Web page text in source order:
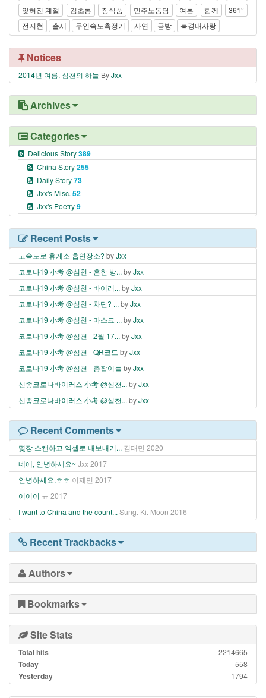
잊혀진 계절
김초롱 장식품 민주노동당 여론 함께
361°
전지현
출세 무인속도측정기 사연 금방 북경내사랑
Notices
2014년 여름, 심천의 하늘 ByJxx
Archives
Categories
Delicious Story389
China Story255
Daily Story73
Jxx's Misc. 52
Jxx's Poetry9
Recent Posts
고속도로 휴게소 흡연장소? byJxx
코로나19 小考 @심천 - 흔한 방... byJxx
코로나19 小考 @심천 - 바이러... byJxx
코로나19 小考 @심천 - 차단? ... byJxx
코로나19 小考 @심천 - 마스크 ... byJxx
코로나19 小考 @심천 - 2월 17... byJxx
코로나19 小考 @심천 - QR코드 byJxx
코로나19 小考 @심천 - 총잡이들 byJxx
신종코로나바이러스 小考 @심천... byJxx
신종코로나바이러스 小考 @심천... byJxx
Recent Comments
몇장 스캔하고 엑셀로 내보내기... 김태민 2020
네에, 안녕하세요~ Jxx2017
안녕하세요.ㅎㅎ 이제민 2017
어어어 ㅠ 2017
I want to China and the count... Sung. Ki. Moon 2016
Recent Trackbacks
Authors
Bookmarks
Site Stats
Total hits 2214665
Today 558
Yesterday 1794